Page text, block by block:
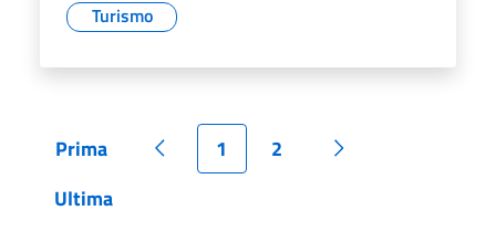
Turismo
Pagina
Prima Pagina precedente
Pagina
1 Pagina
2
Pagina successiva
Pagina
Ultima